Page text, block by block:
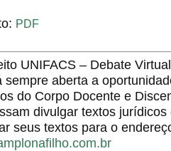
PDF
UNIFACS – Debate
sempre aberta a
do Corpo Docente e
divulgar textos
seus textos para o